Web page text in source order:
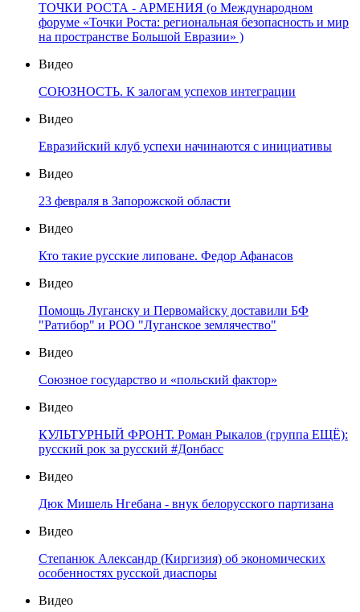
ТОЧКИ РОСТА - АРМЕНИЯ (о Международном
форуме «Точки Роста: региональная безопасность и мир
на пространстве Большой Евразии» )
Видео
СОЮЗНОСТЬ. К залогам успехов интеграции
Видео
Евразийский клуб успехи начинаются с инициативы
Видео
23 февраля в Запорожской области
Видео
Кто такие русские липоване. Федор Афанасов
Видео
Помощь Луганску и Первомайску доставили БФ
"Ратибор" и РОО "Луганское землячество"
Видео
Союзное государство и «польский фактор»
Видео
КУЛЬТУРНЫЙ ФРОНТ. Роман Рыкалов (группа ЕЩЁ):
русский рок за русский #Донбасс
Видео
Дюк Мишель Нгебана - внук белорусского партизана
Видео
Степанюк Александр (Киргизия) об экономических
особенностях русской диаспоры
Видео